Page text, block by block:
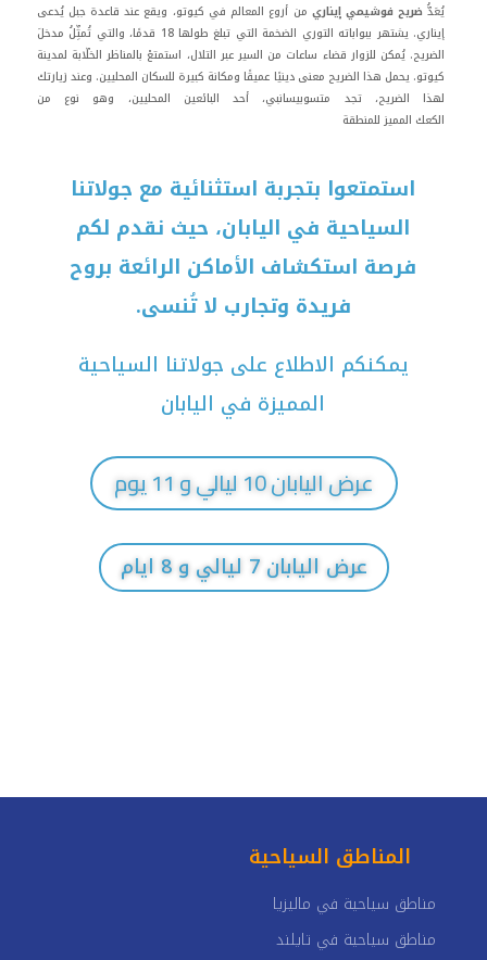
يُعَدُّ ضريح فوشيمي إيناري من أروع المعالم في كيوتو، ويقع عند قاعدة جبل يُدعى
إيناري. يشتهر ببواباته التوري الضخمة التي تبلغ طولها 18 قدمًا، والتي تُمثِّلُ مدخلَ
الضريح. يُمكن للزوار قضاء ساعات من السير عبر التلال، استمتعْ بالمناظر الخلّابة لمدينة
كيوتو. يحمل هذا الضريح معنى دينيًا عميقًا ومكانة كبيرة للسكان المحليين. وعند زيارتك
لهذا الضريح، تجد متسوبيسانبي، أحد البائعين المحليين، وهو نوع من
الكعك المميز للمنطقة
استمتعوا بتجربة استثنائية مع جولاتنا
السياحية في اليابان، حيث نقدم لكم
فرصة استكشاف الأماكن الرائعة بروح
فريدة وتجارب لا تُنسى.
يمكنكم الاطلاع على جولاتنا السياحية
المميزة في اليابان
عرض اليابان 10 ليالي و 11 يوم
عرض اليابان 7 ليالي و 8 ايام
المناطق السياحية
مناطق سياحية في ماليزيا
مناطق سياحية في تايلند